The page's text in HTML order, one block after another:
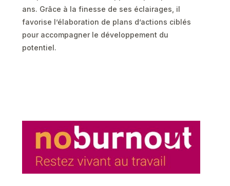
ans. Grâce à la finesse de ses éclairages, il
favorise l’élaboration de plans d’actions ciblés
pour accompagner le développement du
potentiel.